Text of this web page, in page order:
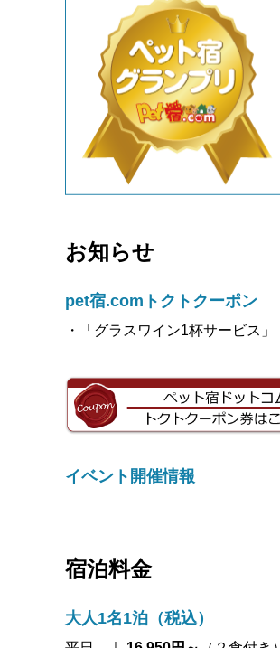
お知らせ
pet宿.comトクトクーポン
・「グラスワイン1杯サービス」
イベント開催情報
宿泊料金
大人1名1泊（税込）